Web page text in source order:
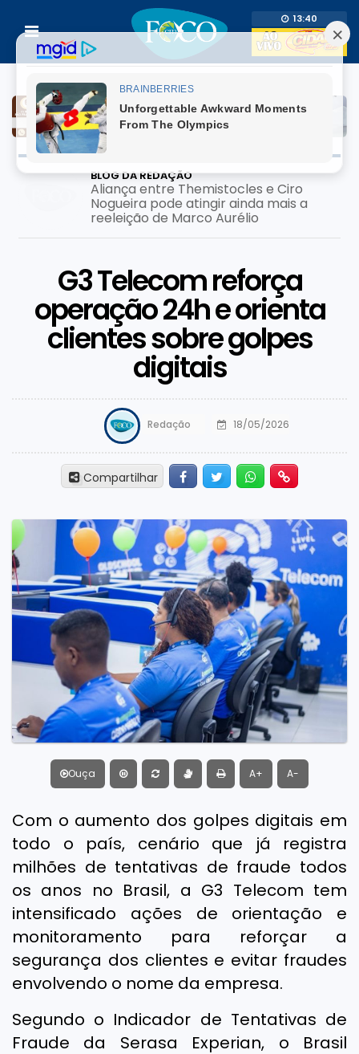
13:40
BLOG DA REDAÇÃO
Aliança entre Themistocles e Ciro
Nogueira pode atingir ainda mais a
reeleição de Marco Aurélio
G3 Telecom reforça
operação 24h e orienta
clientes sobre golpes
digitais
Redação 18/05/2026
Compartilhar FacebookTwitter Whatsapp
Ouça A+ A-
Com o aumento dos golpes digitais em
todo o país, cenário que já registra
milhões de tentativas de fraude todos
os anos no Brasil, a G3 Telecom tem
intensificado ações de orientação e
monitoramento para reforçar a
segurança dos clientes e evitar fraudes
envolvendo o nome da empresa.
Segundo o Indicador de Tentativas de
Fraude da Serasa Experian, o Brasil